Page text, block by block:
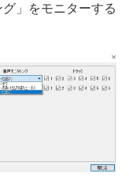
」をモニターする